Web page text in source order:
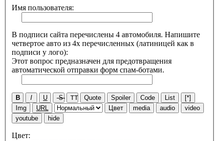
Имя пользователя:
В подписи сайта перечислены 4 автомобиля. Напишите
четвертое авто из 4х перечисленных (латиницей как в
подписи у лого):
Этот вопрос предназначен для предотвращения
автоматической отправки форм спам-ботами.
B I U S TT Quote Spoiler Code List
[*]
Img
URL Цвет media audio
video
youtube
hide
Цвет: